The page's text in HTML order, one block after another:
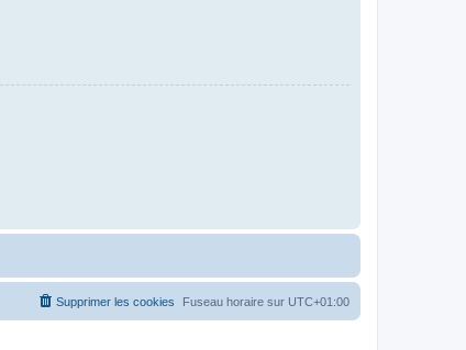
Fuseau horaire sur UTC+01:00
Supprimer les cookies